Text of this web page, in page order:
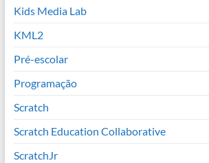
Kids Media Lab
KML2
Pré-escolar
Programação
Scratch
Scratch Education Collaborative
ScratchJr